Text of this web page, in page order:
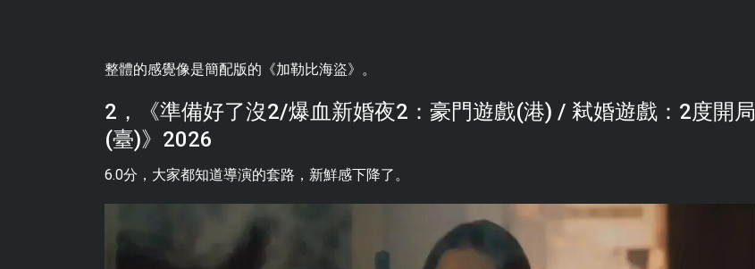
整體的感覺像是簡配版的《加勒比海盜》。
2，《準備好了沒2/爆血新婚夜2：豪門遊戲(港) / 弒婚遊戲：2度開局
(臺)》2026
6.0分，大家都知道導演的套路，新鮮感下降了。